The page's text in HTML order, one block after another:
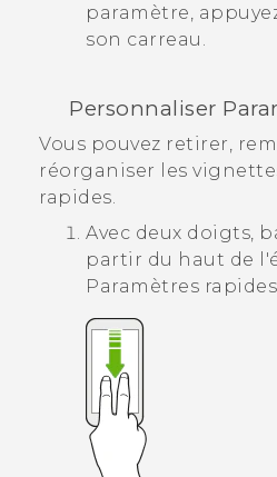
paramètre,
son carreau.
Personnaliser
Vous pouvez retirer,
réorganiser les
rapides.
Avec deux doigts,
partir du haut de
Paramètres rapides